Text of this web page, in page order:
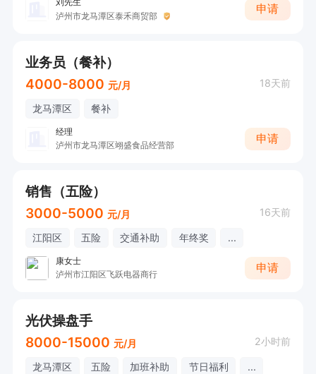
泸州市龙马潭区泰禾商贸部
申请
业务员（餐补）
4000-8000 元/月 18天前
龙马潭区 餐补
经理
泸州市龙马潭区翊盛食品经营部
申请
销售（五险）
3000-5000 元/月 16天前
江阳区 五险 交通补助 年终奖 ...
康女士
泸州市江阳区飞跃电器商行
申请
光伏操盘手
8000-15000 元/月 2小时前
龙马潭区 五险 加班补助 节日福利 ...